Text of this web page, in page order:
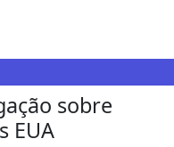
sobre
EUA